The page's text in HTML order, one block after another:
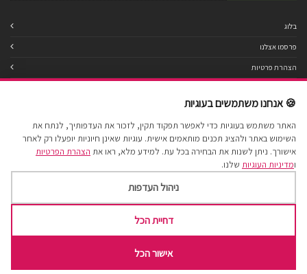
בלוג
פרסמו אצלנו
הצהרת פרטיות
תנאי שימוש
הצהרת נגישות
מפת אתר
Cake Factory 2017 © All Rights Reserved.
🍪 אנחנו משתמשים בעוגיות
האתר משתמש בעוגיות כדי לאפשר תפקוד תקין, לזכור את העדפותיך, לנתח את
השימוש באתר ולהציג תכנים מותאמים אישית. עוגיות שאינן חיוניות יופעלו רק לאחר
אישורך. ניתן לשנות את הבחירה בכל עת. למידע מלא, ראו את הצהרת הפרטיות
ומדיניות העוגיות שלנו.
ניהול העדפות
דחיית הכל
אישור הכל